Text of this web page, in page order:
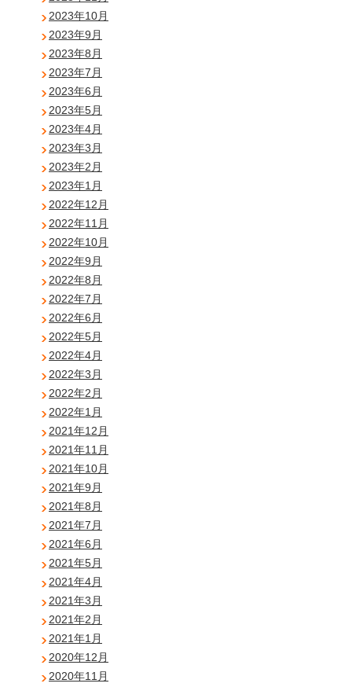
2023年10月
2023年9月
2023年8月
2023年7月
2023年6月
2023年5月
2023年4月
2023年3月
2023年2月
2023年1月
2022年12月
2022年11月
2022年10月
2022年9月
2022年8月
2022年7月
2022年6月
2022年5月
2022年4月
2022年3月
2022年2月
2022年1月
2021年12月
2021年11月
2021年10月
2021年9月
2021年8月
2021年7月
2021年6月
2021年5月
2021年4月
2021年3月
2021年2月
2021年1月
2020年12月
2020年11月